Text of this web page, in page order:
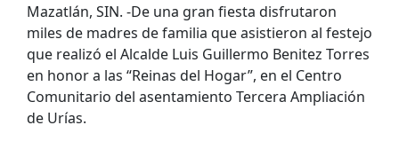
Mazatlán, SIN. -De una gran fiesta disfrutaron
miles de madres de familia que asistieron al festejo
que realizó el Alcalde Luis Guillermo Benitez Torres
en honor a las “Reinas del Hogar”, en el Centro
Comunitario del asentamiento Tercera Ampliación
de Urías.